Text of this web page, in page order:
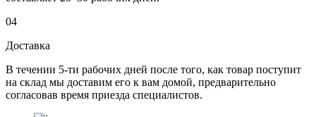
04
Доставка
В течении 5-ти рабочих дней после того, как товар поступит
на склад мы доставим его к вам домой, предварительно
согласовав время приезда специалистов.